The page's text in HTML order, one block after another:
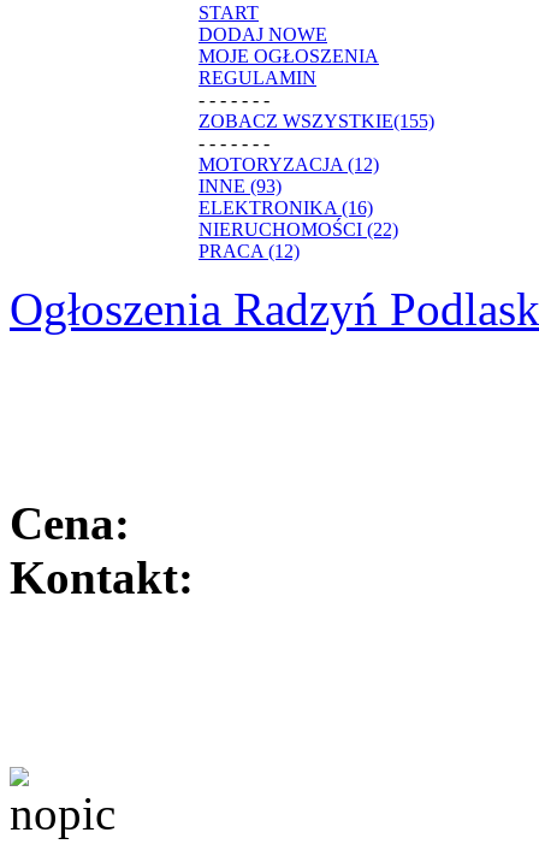
START
DODAJ NOWE
MOJE OGŁOSZENIA
REGULAMIN
- - - - - - -
ZOBACZ WSZYSTKIE(155)
- - - - - - -
MOTORYZACJA (12)
INNE (93)
ELEKTRONIKA (16)
NIERUCHOMOŚCI (22)
PRACA (12)
Ogłoszenia Radzyń
Cena:
Kontakt: